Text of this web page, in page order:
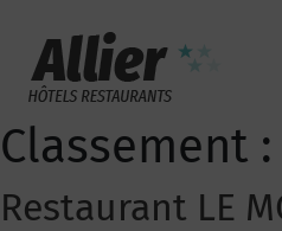
Classement :
Restaurant LE